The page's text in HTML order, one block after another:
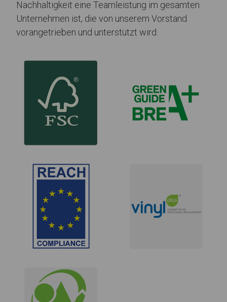
Nachhaltigkeit eine Teamleistung im gesamten
Unternehmen ist, die von unserem Vorstand
vorangetrieben und unterstützt wird.